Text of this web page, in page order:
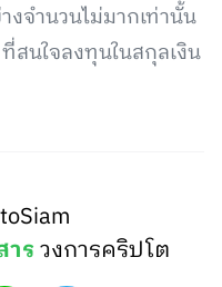
จำนวนไม่มากเท่านั้น
สนใจลงทุนในสกุลเงิน
รวงการคริปโต